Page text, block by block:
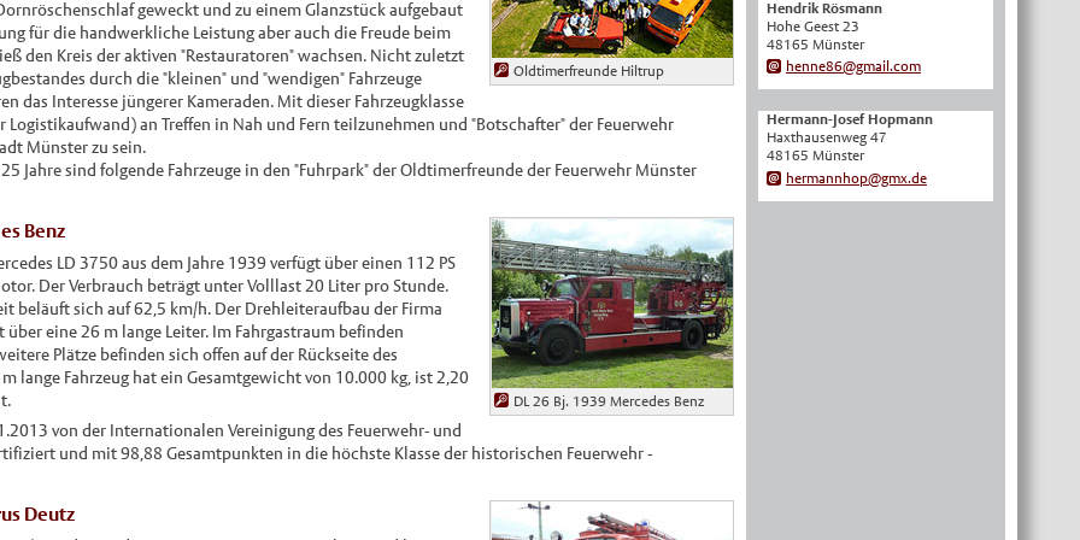
Oldtimerfreunde Hiltrup
geweckt und zu einem Glanzstück aufgebaut
für die handwerkliche Leistung aber auch die Freude beim
den Kreis der aktiven "Restauratoren" wachsen. Nicht zuletzt
durch die "kleinen" und "wendigen" Fahrzeuge
das Interesse jüngerer Kameraden. Mit dieser Fahrzeugklasse
Logistikaufwand) an Treffen in Nah und Fern teilzunehmen und "Botschafter" der Feuerwehr
Münster zu sein.
Jahre sind folgende Fahrzeuge in den "Fuhrpark" der Oldtimerfreunde der Feuerwehr Münster
DL 26 Bj. 1939 Mercedes Benz
Benz
LD 3750 aus dem Jahre 1939 verfügt über einen 112 PS
Der Verbrauch beträgt unter Volllast 20 Liter pro Stunde.
beläuft sich auf 62,5 km/h. Der Drehleiteraufbau der Firma
über eine 26 m lange Leiter. Im Fahrgastraum befinden
Plätze befinden sich offen auf der Rückseite des
lange Fahrzeug hat ein Gesamtgewicht von 10.000 kg, ist 2,20
von der Internationalen Vereinigung des Feuerwehr- und
und mit 98,88 Gesamtpunkten in die höchste Klasse der historischen Feuerwehr -
Deutz
English
Українська
Français
Español
Hendrik Rösmann
Hohe Geest 23
48165 Münster
henne86@gmail.com
Hermann-Josef Hopmann
Haxthausenweg 47
48165 Münster
hermannhop@gmx.de